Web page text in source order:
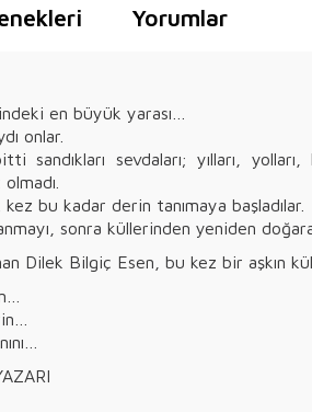
Yorumlar
en büyük yarası…
onlar.
sandıkları sevdaları; yılları,
bu kadar derin tanımaya başladılar.
sonra küllerinden yeniden
Dilek Bilgiç Esen, bu kez bir aşkın